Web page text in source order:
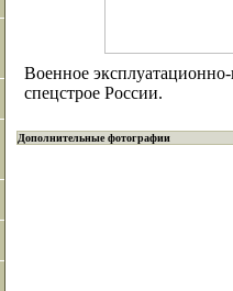
Военное
спецстрое России.
Дополнительные фотографии